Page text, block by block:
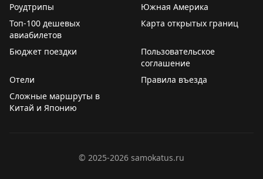
Роудтрипы
Южная Америка
Топ-100 дешевых
авиабилетов
Карта открытых границ
Бюджет поездки
Пользовательское
соглашение
Отели
Правила въезда
Сложные маршруты в
Китай и Японию
© 2025-2026 samokatus.ru